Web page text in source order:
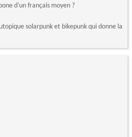
d'un français moyen ?
solarpunk et bikepunk qui donne la